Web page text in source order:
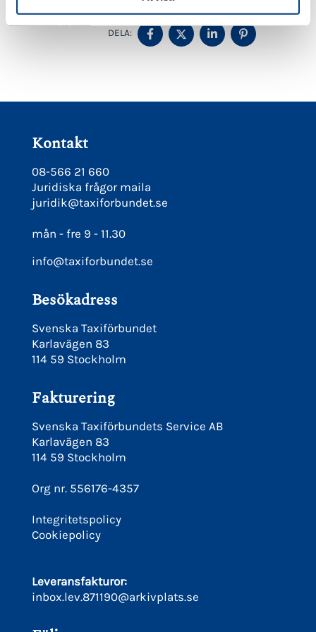
DELA:
DELA
PÅ
DELA
PÅ
DELA
PÅ
DELA
PÅ
Kontakt
08-566 21 660
Juridiska frågor maila
juridik@taxiforbundet.se
mån - fre 9 - 11.30
info@taxiforbundet.se
Besökadress
Svenska Taxiförbundet
Karlavägen 83
114 59 Stockholm
Fakturering
Svenska Taxiförbundets Service AB
Karlavägen 83
114 59 Stockholm
Org nr. 556176-4357
Integritetspolicy
Cookiepolicy
Leveransfakturor:
inbox.lev.871190@arkivplats.se